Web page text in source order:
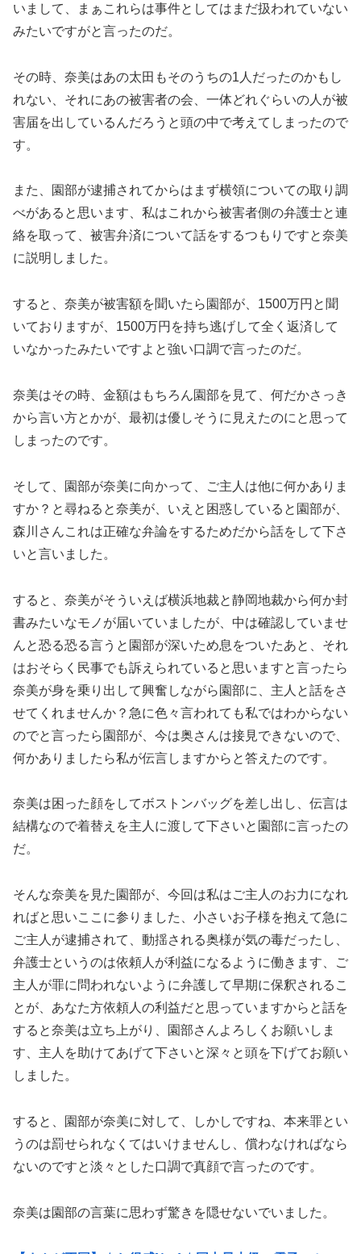
いまして、まぁこれらは事件としてはまだ扱われていない
みたいですがと言ったのだ。
その時、奈美はあの太田もそのうちの1人だったのかもし
れない、それにあの被害者の会、一体どれぐらいの人が被
害届を出しているんだろうと頭の中で考えてしまったので
す。
また、園部が逮捕されてからはまず横領についての取り調
べがあると思います、私はこれから被害者側の弁護士と連
絡を取って、被害弁済について話をするつもりですと奈美
に説明しました。
すると、奈美が被害額を聞いたら園部が、1500万円と聞
いておりますが、1500万円を持ち逃げして全く返済して
いなかったみたいですよと強い口調で言ったのだ。
奈美はその時、金額はもちろん園部を見て、何だかさっき
から言い方とかが、最初は優しそうに見えたのにと思って
しまったのです。
そして、園部が奈美に向かって、ご主人は他に何かありま
すか？と尋ねると奈美が、いえと困惑していると園部が、
森川さんこれは正確な弁論をするためだから話をして下さ
いと言いました。
すると、奈美がそういえば横浜地裁と静岡地裁から何か封
書みたいなモノが届いていましたが、中は確認していませ
んと恐る恐る言うと園部が深いため息をついたあと、それ
はおそらく民事でも訴えられていると思いますと言ったら
奈美が身を乗り出して興奮しながら園部に、主人と話をさ
せてくれませんか？急に色々言われても私ではわからない
のでと言ったら園部が、今は奥さんは接見できないので、
何かありましたら私が伝言しますからと答えたのです。
奈美は困った顔をしてボストンバッグを差し出し、伝言は
結構なので着替えを主人に渡して下さいと園部に言ったの
だ。
そんな奈美を見た園部が、今回は私はご主人のお力になれ
ればと思いここに参りました、小さいお子様を抱えて急に
ご主人が逮捕されて、動揺される奥様が気の毒だったし、
弁護士というのは依頼人が利益になるように働きます、ご
主人が罪に問われないように弁護して早期に保釈されるこ
とが、あなた方依頼人の利益だと思っていますからと話を
すると奈美は立ち上がり、園部さんよろしくお願いしま
す、主人を助けてあげて下さいと深々と頭を下げてお願い
しました。
すると、園部が奈美に対して、しかしですね、本来罪とい
うのは罰せられなくてはいけませんし、償わなければなら
ないのですと淡々とした口調で真顔で言ったのです。
奈美は園部の言葉に思わず驚きを隠せないでいました。